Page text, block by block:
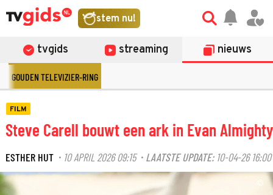
stem nu!
tvgids streaming nieuws
GOUDEN TELEVIZIER-RING
FILM
Steve Carell bouwt een ark in Evan Almighty
ESTHER HUT · 10 APRIL 2026 09:15· LAATSTE UPDATE: 10-04-26 16:00
©